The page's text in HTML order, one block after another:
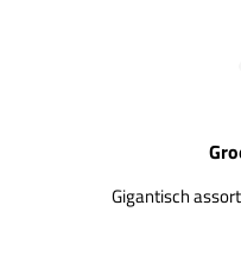
Gigantisch